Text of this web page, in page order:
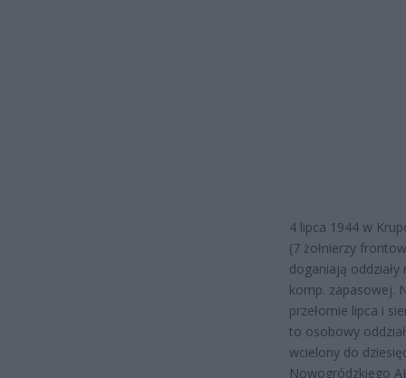
4 lipca 1944 w
(7 żołnierzy
doganiają
komp. zapasowej.
przełomie lipca i
to osobowy
wcielony do
Nowogródzkiego